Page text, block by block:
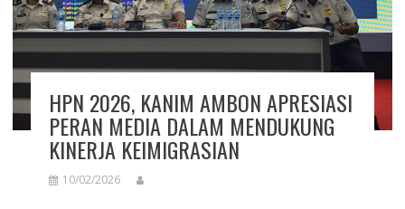
HPN 2026, KANIM AMBON APRESIASI
PERAN MEDIA DALAM MENDUKUNG
KINERJA KEIMIGRASIAN
10/02/2026